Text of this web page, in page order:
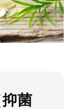
菌